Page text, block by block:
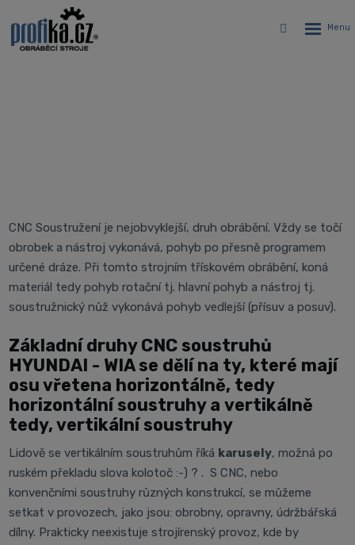
Vyhledávání
CNC Soustružení je nejobvyklejší, druh obrábění. Vždy se točí
obrobek a nástroj vykonává, pohyb po přesně programem
určené dráze. Při tomto strojním třískovém obrábění, koná
materiál tedy pohyb rotační tj. hlavní pohyb a nástroj tj.
soustružnický nůž vykonává pohyb vedlejší (přísuv a posuv).
Základní druhy CNC soustruhů
HYUNDAI - WIA se dělí na ty, které mají
osu vřetena horizontálně, tedy
horizontální soustruhy a vertikálně
tedy, vertikální soustruhy
Lidově se vertikálním soustruhům říká karusely, možná po
ruském překladu slova kolotoč :-) ? . S CNC, nebo
konvenčními soustruhy různých konstrukcí, se můžeme
setkat v provozech, jako jsou: obrobny, opravny, údržbářská
dílny. Prakticky neexistuje strojírenský provoz, kde by